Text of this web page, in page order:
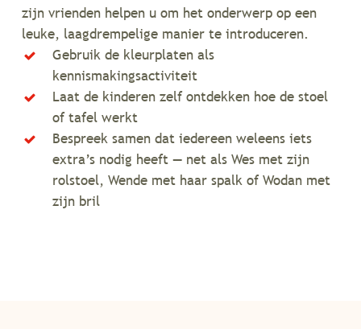
zijn vrienden helpen u om het onderwerp op een
leuke, laagdrempelige manier te introduceren.
Gebruik de kleurplaten als
kennismakingsactiviteit
Laat de kinderen zelf ontdekken hoe de stoel
of tafel werkt
Bespreek samen dat iedereen weleens iets
extra’s nodig heeft — net als Wes met zijn
rolstoel, Wende met haar spalk of Wodan met
zijn bril